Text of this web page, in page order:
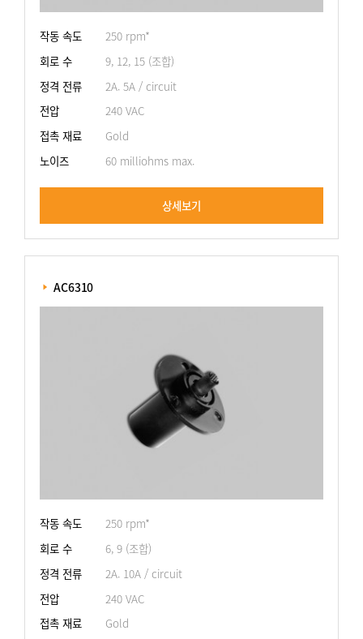
작동 속도
250 rpm*
회로 수
9, 12, 15 (조합)
정격 전류
2A. 5A / circuit
전압
240 VAC
접촉 재료
Gold
노이즈
60 milliohms max.
상세보기
AC6310
작동 속도
250 rpm*
회로 수
6, 9 (조합)
정격 전류
2A. 10A / circuit
전압
240 VAC
접촉 재료
Gold